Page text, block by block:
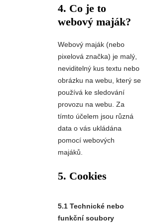
4. Co je to
webový maják?
Webový maják (nebo
pixelová značka) je malý,
neviditelný kus textu nebo
obrázku na webu, který se
používá ke sledování
provozu na webu. Za
tímto účelem jsou různá
data o vás ukládána
pomocí webových
majáků.
5. Cookies
5.1 Technické nebo
funkční soubory